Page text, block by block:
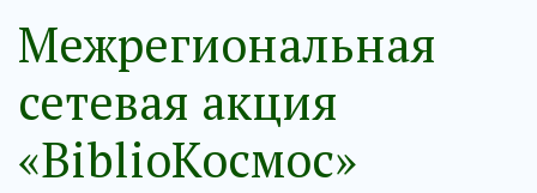
Межрегиональная
сетевая акция
«BiblioКосмос»